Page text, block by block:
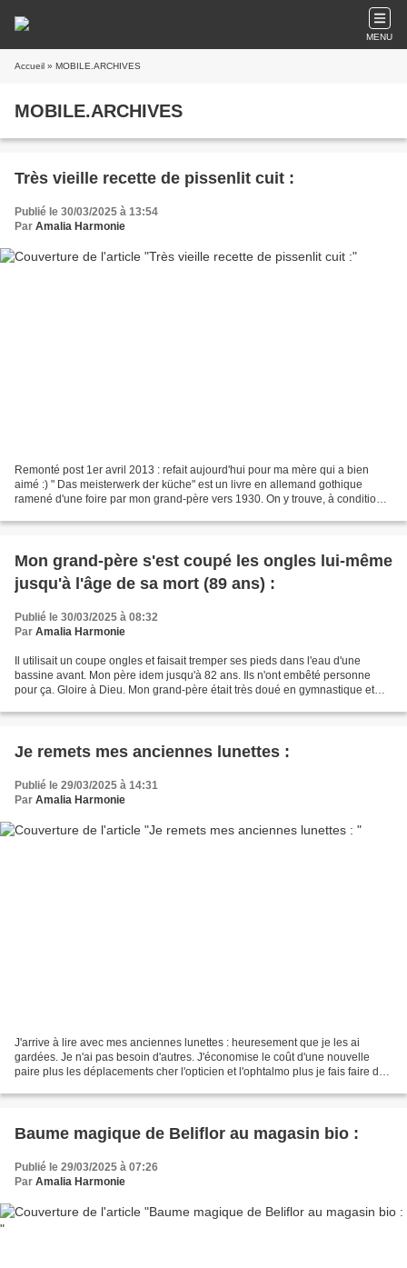
MENU
Accueil » MOBILE.ARCHIVES
MOBILE.ARCHIVES
Très vieille recette de pissenlit cuit :
Publié le 30/03/2025 à 13:54
Par Amalia Harmonie
Remonté post 1er avril 2013 : refait aujourd'hui pour ma mère qui a bien
aimé :) " Das meisterwerk der küche" est un livre en allemand gothique
ramené d'une foire par mon grand-père vers 1930. On y trouve, à condition
Mon grand-père s'est coupé les ongles lui-même
jusqu'à l'âge de sa mort (89 ans) :
Publié le 30/03/2025 à 08:32
Par Amalia Harmonie
Il utilisait un coupe ongles et faisait tremper ses pieds dans l'eau d'une
bassine avant. Mon père idem jusqu'à 82 ans. Ils n'ont embêté personne
pour ça. Gloire à Dieu. Mon grand-père était très doué en gymnastique et
Je remets mes anciennes lunettes :
Publié le 29/03/2025 à 14:31
Par Amalia Harmonie
J'arrive à lire avec mes anciennes lunettes : heuresement que je les ai
gardées. Je n'ai pas besoin d'autres. J'économise le coût d'une nouvelle
paire plus les déplacements cher l'opticien et l'ophtalmo plus je fais faire des
Baume magique de Beliflor au magasin bio :
Publié le 29/03/2025 à 07:26
Par Amalia Harmonie